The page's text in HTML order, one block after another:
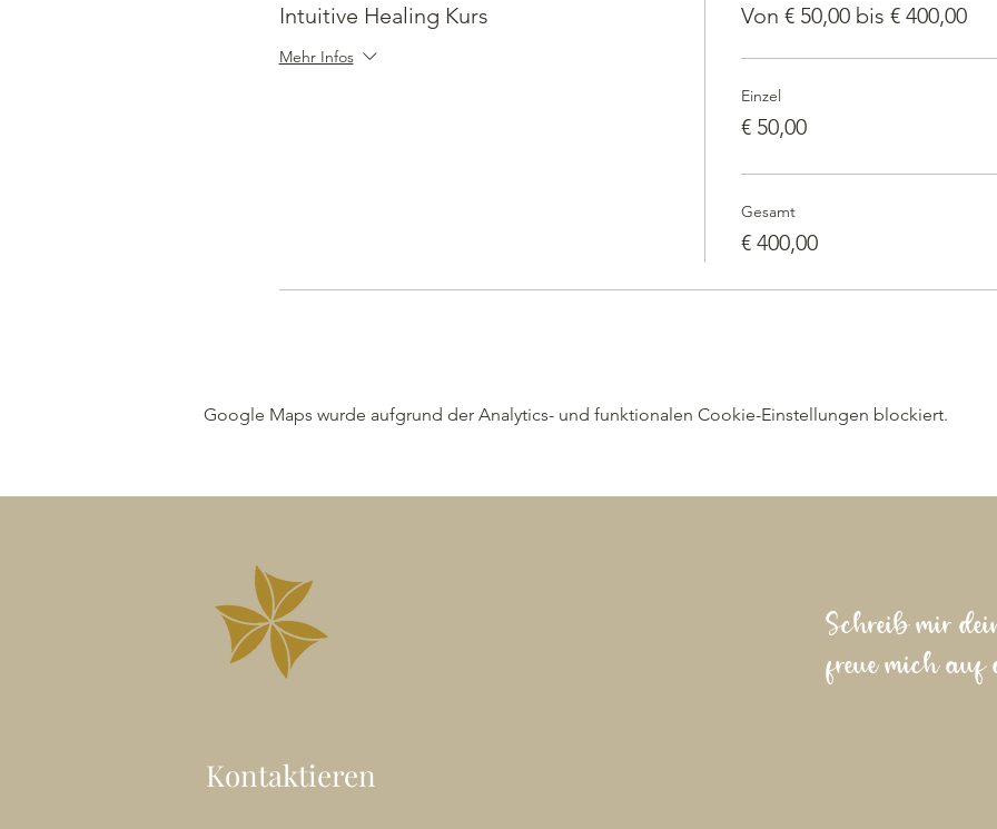
Intuitive Healing Kurs
Mehr Infos
Von € 50,00 bis € 400,00
Einzel
€ 50,00
Gesamt
€ 400,00
Google Maps wurde aufgrund der Analytics- und funktionalen Cookie-Einstellungen blockiert.
Kontaktieren
Schreib mir
freue mich auf